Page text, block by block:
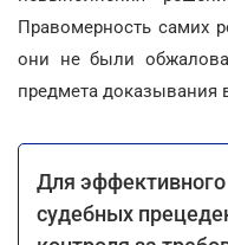
Правомерность самих
они не были
предмета доказывания
Для
судебных